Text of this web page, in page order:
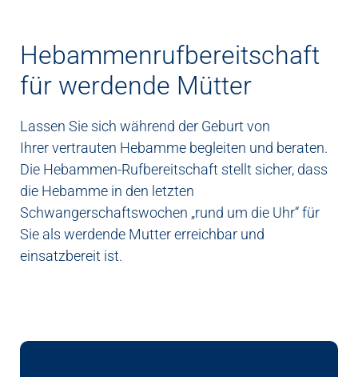
Hebammenrufbereitschaft
für werdende Mütter
Lassen Sie sich während der Geburt von
Ihrer vertrauten Hebamme begleiten und beraten.
Die Hebammen-Rufbereitschaft stellt sicher, dass
die Hebamme in den letzten
Schwangerschaftswochen „rund um die Uhr“ für
Sie als werdende Mutter erreichbar und
einsatzbereit ist.